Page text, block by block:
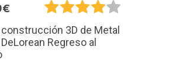
3D de Metal
Regreso al